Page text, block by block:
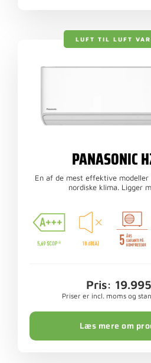
LUFT TIL LUFT
PANASONIC
En af de mest effektive
nordiske klima. Ligger
Pris:
Priser er incl. moms og
Læs mere om